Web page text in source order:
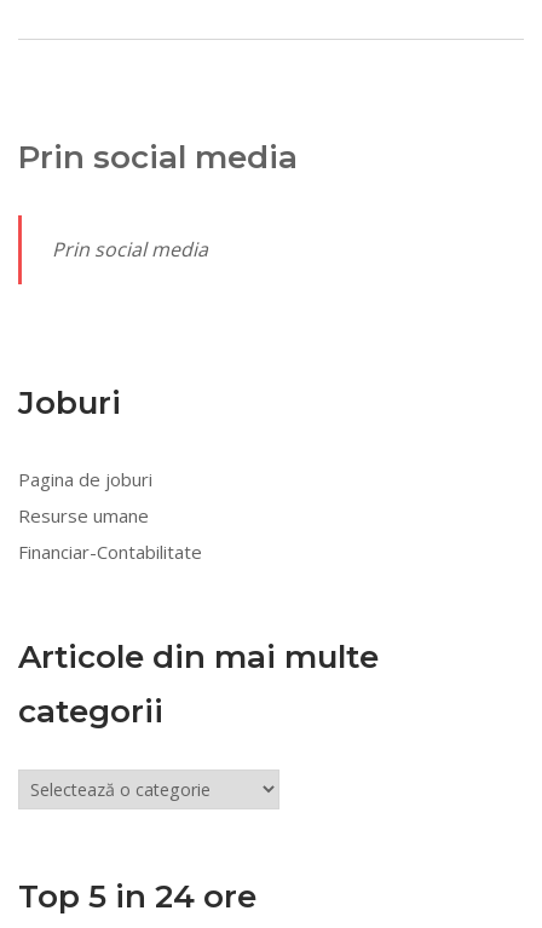
Prin social media
Prin social media
Joburi
Pagina de joburi
Resurse umane
Financiar-Contabilitate
Articole din mai multe
categorii
Articole
din
categorii
Top 5 in 24 ore